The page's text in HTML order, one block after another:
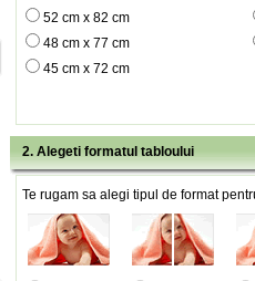
52 cm x 82 cm
48 cm x 77 cm
45 cm x 72 cm
2. Alegeti formatul tabloului
Te rugam sa alegi tipul de format